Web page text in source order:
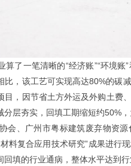
一笔清晰的“经济账”“环境账”
比，该工艺可实现高达80%的碳
目，因节省土方外运及外购土费
层夯实，回填工期缩短约50%
、广州市粤标建筑废弃物资源
料复合应用技术研究”成果进行
填的行业通病，整体水平达到